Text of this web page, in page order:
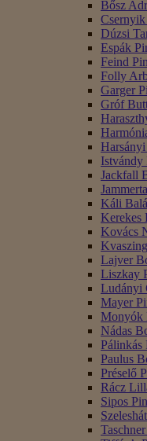
Bősz
Dúzsi
Espák
Feind
Folly
Garger
Gróf
Istvándy
Jackfall
Káli
Kerekes
Kovács
Lajver
Liszkay
Ludányi
Mayer
Monyók
Nádas
Pálinkás
Paulus
Préselő
Rácz
Sipos
Szeleshát